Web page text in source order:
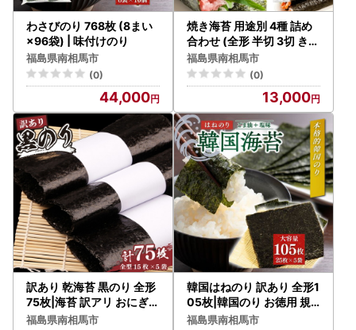
わさびのり 768枚 (8まい
×96袋) | 味付けのり
福島県南相馬市
(0)
44,000
焼き海苔 用途別 4種 詰め
合わせ (全形 半切 3切 きざ
み) | 焼きのり 焼のり
福島県南相馬市
(0)
13,000
訳あり 乾海苔 黒のり 全形
75枚|海苔 訳アリ おにぎり
南相馬
福島県南相馬市
韓国はねのり 訳あり 全形1
05枚|韓国のり お徳用 規
格外
福島県南相馬市